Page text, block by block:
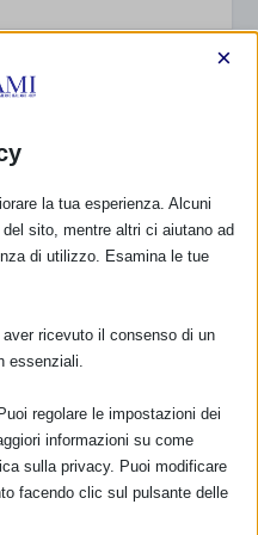
(MO) con
×
la tua esperienza. Alcuni
sito, mentre altri ci aiutano ad
di utilizzo. Esamina le tue
ricevuto il consenso di un
essenziali.
regolare le impostazioni dei
informazioni su come
sulla privacy. Puoi modificare
facendo clic sul pulsante delle